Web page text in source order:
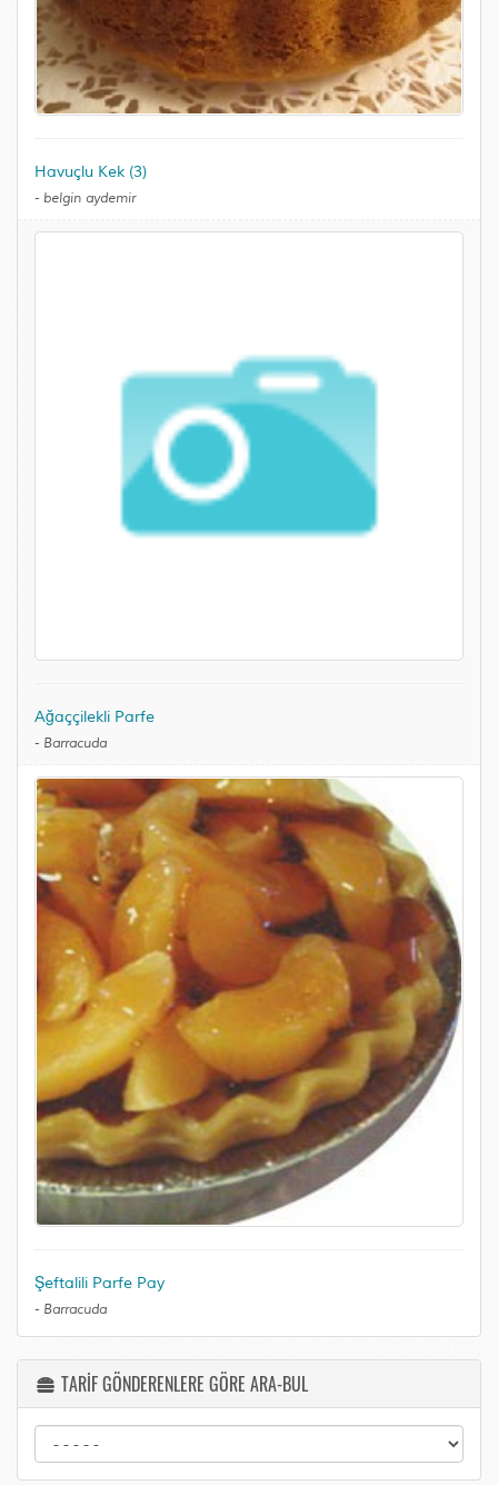
Havuçlu Kek (3)
- belgin aydemir
Ağaççilekli Parfe
- Barracuda
Şeftalili Parfe Pay
- Barracuda
TARİF GÖNDERENLERE GÖRE ARA-BUL